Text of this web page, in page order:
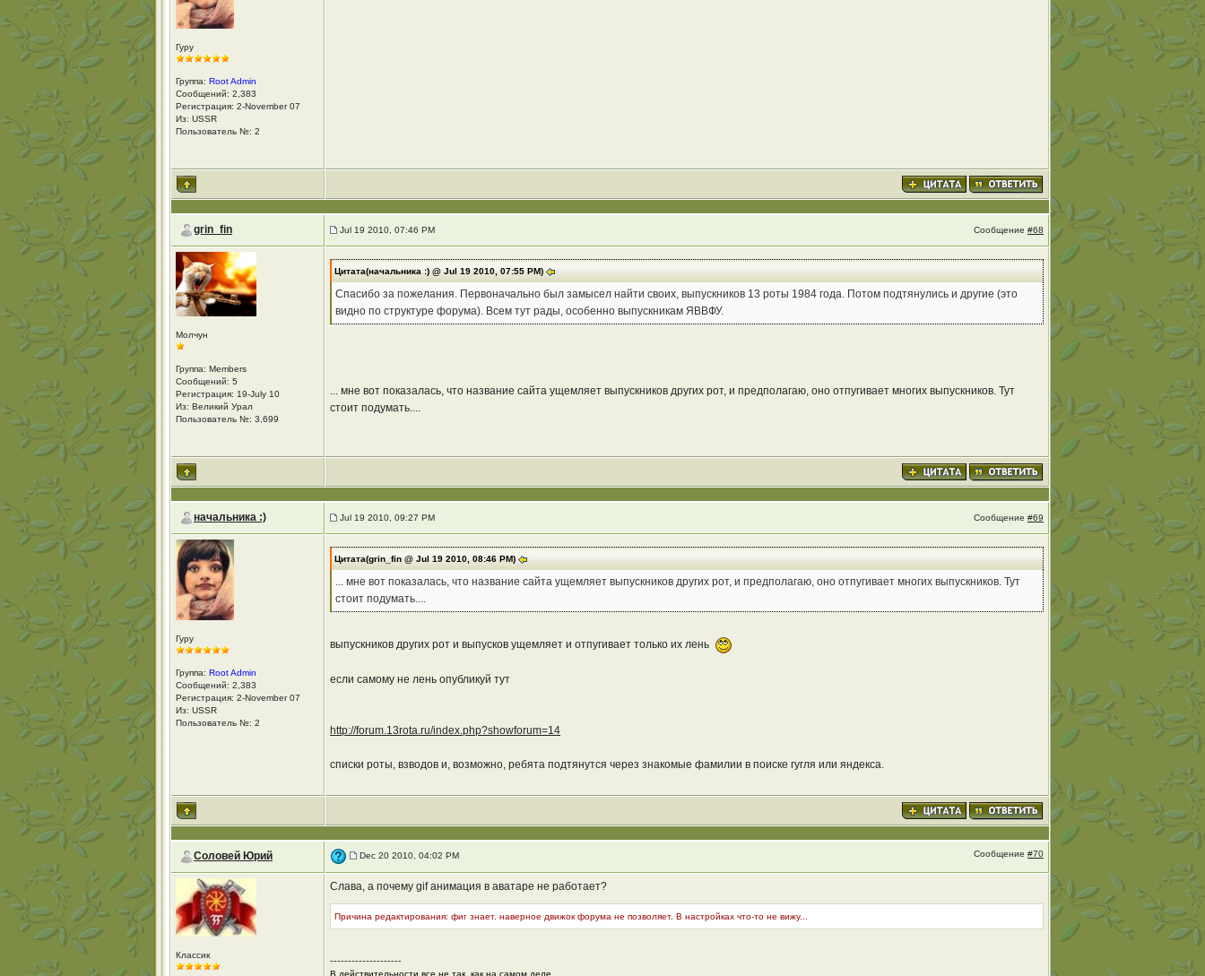
Гуру
Группа: Root Admin
Сообщений: 2,383
Регистрация: 2-November 07
Из: USSR
Пользователь №: 2
grin_fin Jul 19 2010, 07:46 PM Сообщение #68
Молчун
Группа: Members
Сообщений: 5
Регистрация: 19-July 10
Из: Великий Урал
Пользователь №: 3,699
Цитата(начальника :) @ Jul 19 2010, 07:55 PM)
Спасибо за пожелания. Первоначально был замысел найти своих, выпускников 13 роты 1984 года. Потом подтянулись и другие (это
видно по структуре форума). Всем тут рады, особенно выпускникам ЯВВФУ.
... мне вот показалась, что название сайта ущемляет выпускников других рот, и предполагаю, оно отпугивает многих выпускников. Тут
стоит подумать....
начальника :) Jul 19 2010, 09:27 PM Сообщение #69
Гуру
Группа: Root Admin
Сообщений: 2,383
Регистрация: 2-November 07
Из: USSR
Пользователь №: 2
Цитата(grin_fin @ Jul 19 2010, 08:46 PM)
... мне вот показалась, что название сайта ущемляет выпускников других рот, и предполагаю, оно отпугивает многих выпускников. Тут
стоит подумать....
выпускников других рот и выпусков ущемляет и отпугивает только их лень
если самому не лень опубликуй тут
http://forum.13rota.ru/index.php?showforum=14
списки роты, взводов и, возможно, ребята подтянутся через знакомые фамилии в поиске гугля или яндекса.
Соловей Юрий Dec 20 2010, 04:02 PM Сообщение #70
Классик
Слава, а почему gif анимация в аватаре не работает?
Причина редактирования: фиг знает. наверное движок форума не позволяет. В настройках что-то не вижу...
--------------------
В действительности все не так, как на самом деле.